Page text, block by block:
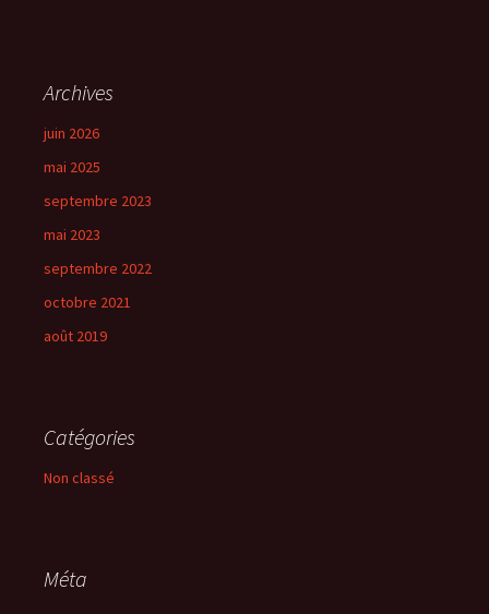
Archives
juin 2026
mai 2025
septembre 2023
mai 2023
septembre 2022
octobre 2021
août 2019
Catégories
Non classé
Méta